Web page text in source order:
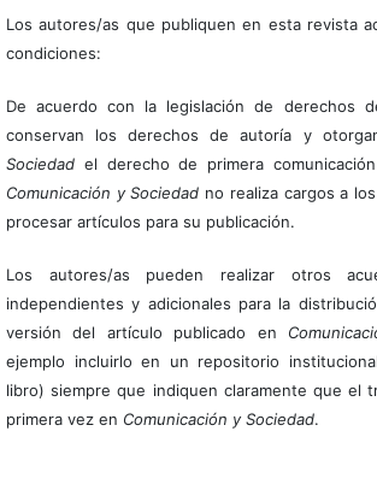
Los autores/as que publiquen en esta revista
condiciones:
De acuerdo con la legislación de derechos
conservan los derechos de autoría y
Sociedadel derecho de primera
Comunicación y Sociedad no realiza cargos a
procesar artículos para su publicación.
Los autores/as pueden realizar otros
independientes y adicionales para la
versión del artículo publicado en
ejemplo incluirlo en un repositorio
libro) siempre que indiquen claramente que el
primera vez en Comunicación y Sociedad.